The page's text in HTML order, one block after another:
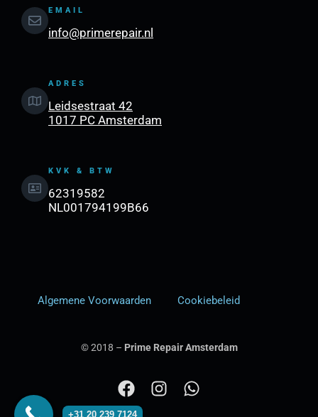
EMAIL
info@primerepair.nl
ADRES
Leidsestraat 42
1017 PC Amsterdam
KVK & BTW
62319582
NL001794199B66
Algemene Voorwaarden Cookiebeleid
© 2018 – Prime Repair Amsterdam
F
a
I W
+31 20 239 7124